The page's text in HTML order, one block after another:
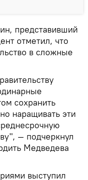
представивший
отметил, что
в сложные
сохранить
наращивать эти
— подчеркнул
Медведева
выступил